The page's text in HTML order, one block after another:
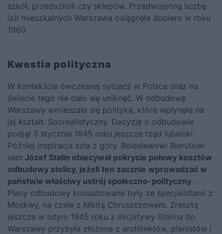
szkół, przedszkoli czy sklepów. Przedwojenną liczbę
izb mieszkalnych Warszawa osiągnęła dopiero w roku
1960.
Kwestia polityczna
W kontekście ówczesnej sytuacji w Polsce oraz na
świecie tego nie dało się uniknąć. W odbudowę
Warszawy wmieszała się polityka, która wpłynęła na
jej kształt. Socrealistyczny. Decyzję o odbudowie
podjął 3 stycznia 1945 roku jeszcze rząd lubelski.
Później inspiracja szła z góry. Bolesławowi Bierutowi
sam Józef Stalin obiecywał pokrycie połowy kosztów
odbudowy stolicy, jeżeli ten zacznie wprowadzać w
państwie właściwy ustrój społeczno-polityczny.
Plany odbudowy konsultowane były ze specjalistami z
Moskwy, na czele z Nikitą Chruszczowem. Zresztą
jeszcze w lutym 1945 roku z inicjatywy Stalina do
Warszawy przybyła złożona z architektów, planistów i